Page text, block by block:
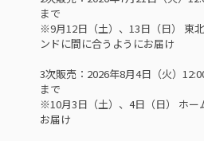
まで
※9月12日（土）、13日（日） 東
ンドに間に合うようにお届け
3次販売：2026年8月4日（火）
まで
※10月3日（土）、4日（日） ホー
お届け